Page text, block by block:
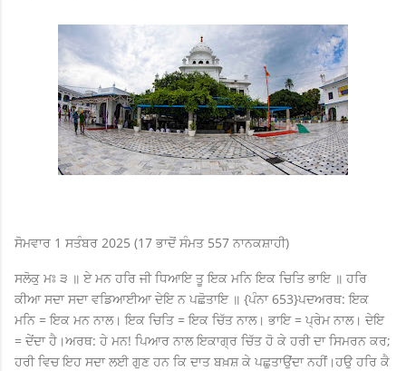
ਸੋਮਵਾਰ 1 ਸਤੰਬਰ 2025 (17 ਭਾਦੋਂ ਸੰਮਤ 557 ਨਾਨਕਸ਼ਾਹੀ)
ਸਲੋਕੁ ਮਃ ੩ ॥ ਏ ਮਨ ਹਰਿ ਜੀ ਧਿਆਇ ਤੂ ਇਕ ਮਨਿ ਇਕ ਚਿਤਿ ਭਾਇ ॥ ਹਰਿ
ਕੀਆ ਸਦਾ ਸਦਾ ਵਡਿਆਈਆ ਦੇਇ ਨ ਪਛੋਤਾਇ ॥ {ਪੰਨਾ 653}ਪਦਅਰਥ: ਇਕ
ਮਨਿ = ਇਕ ਮਨ ਨਾਲ। ਇਕ ਚਿਤਿ = ਇਕ ਚਿੱਤ ਨਾਲ। ਭਾਇ = ਪ੍ਰੇਮ ਨਾਲ। ਦੇਇ
= ਦੇਂਦਾ ਹੈ।ਅਰਥ: ਹੇ ਮਨ! ਪਿਆਰ ਨਾਲ ਇਕਾਗ੍ਰ ਚਿੱਤ ਹੋ ਕੇ ਹਰੀ ਦਾ ਸਿਮਰਨ ਕਰ;
ਹਰੀ ਵਿਚ ਇਹ ਸਦਾ ਲਈ ਗੁਣ ਹਨ ਕਿ ਦਾਤ ਬਖ਼ਸ਼ ਕੇ ਪਛੁਤਾਉਂਦਾ ਨਹੀਂ।ਹਉ ਹਰਿ ਕੈ